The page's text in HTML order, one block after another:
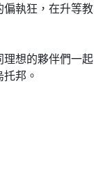
偏執狂，在升等教
想的夥伴們一起
邦。